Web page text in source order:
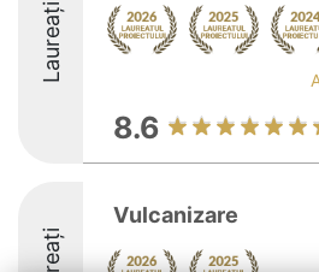
Laureați
8.6
Vulcanizare